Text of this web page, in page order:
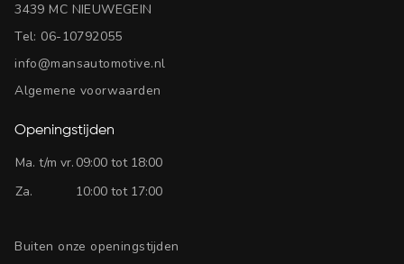
3439 MC NIEUWEGEIN
Tel: 06-10792055
info@mansautomotive.nl
Algemene voorwaarden
Openingstijden
Ma. t/m vr. 09:00 tot 18:00
Za.
10:00 tot 17:00
Buiten onze openingstijden